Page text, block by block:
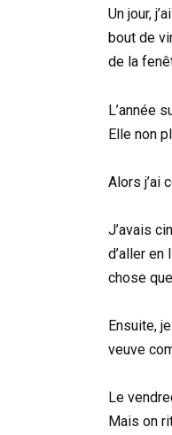
Un jour,
bout de
de la
L’année
Elle non
Alors j’ai
J’avais
d’aller
chose
Ensuite,
veuve
Le
Mais on